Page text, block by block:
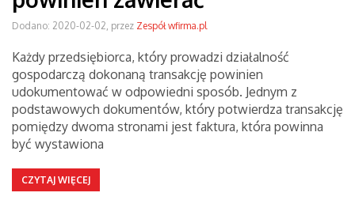
Dodano: 2020-02-02, przez Zespół wfirma.pl
Każdy przedsiębiorca, który prowadzi działalność
gospodarczą dokonaną transakcję powinien
udokumentować w odpowiedni sposób. Jednym z
podstawowych dokumentów, który potwierdza transakcję
pomiędzy dwoma stronami jest faktura, która powinna
być wystawiona
CZYTAJ WIĘCEJ